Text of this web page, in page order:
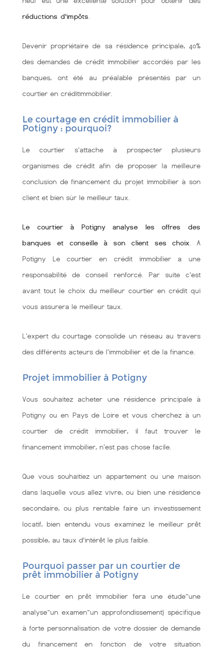
réductions d'impôts
Devenir propriétaire de sa résidence principale, 40%
des demandes de crédit immobilier accordés par les
banques, ont été au préalable présentés par un
courtier en créditimmobilier.
Le courtage en crédit immobilier à
Potigny : pourquoi?
Le courtier s'attache à prospecter plusieurs
organismes de crédit afin de proposer la meilleure
conclusion de financement du projet immobilier à son
client et bien sùr le meilleur taux.
Le courtier à Potigny analyse les offres des
banques et conseille à son client ses choix . A
Potigny Le courtier en crédit immobilier a une
responsabilité de conseil renforcé. Par suite c'est
avant tout le choix du meilleur courtier en crédit qui
vous assurera le meilleur taux.
L'expert du courtage consolide un réseau au travers
des différents acteurs de l'immobilier et de la finance.
Projet immobilier à Potigny
Vous souhaitez acheter une résidence principale à
Potigny ou en Pays de Loire et vous cherchez à un
courtier de crédit immobilier, il faut trouver le
financement immobilier, n'est pas chose facile.
Que vous souhaitiez un appartement ou une maison
dans laquelle vous allez vivre, ou bien une résidence
secondaire, ou plus rentable faire un investissement
locatif, bien entendu vous examinez le meilleur prêt
possible, au taux d’intérêt le plus faible.
Pourquoi passer par un courtier de
prêt immobilier à Potigny
Le courtier en prêt immobilier fera une étude~une
analyse~un examen~un approfondissement} spécifique
à forte personnalisation de votre dossier de demande
du financement en fonction de votre situation